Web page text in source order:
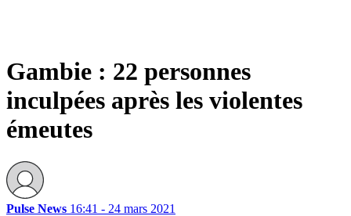
Gambie : 22 personnes
inculpées après les violentes
émeutes
Pulse News 16:41 - 24 mars 2021